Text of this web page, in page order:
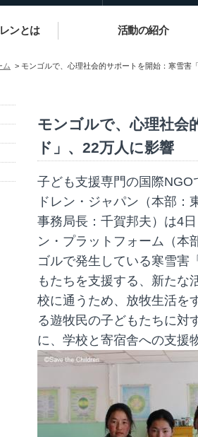
ンとは 活動の紹介
ム > モンゴルで、心理社会的サポートを開始：寒雪害
モンゴルで、心理社会
ド」、22万人に影響
子ども支援専門の国際
ドレン・ジャパン（本部
事務局長：千賀邦夫）は4
ン・プラットフォーム（本
ゴルで発生している寒雪害
もたちを支援する、新たな
校に通うため、放牧生活を
る遊牧民の子どもたちに対
に、学校と寄宿舎への支援